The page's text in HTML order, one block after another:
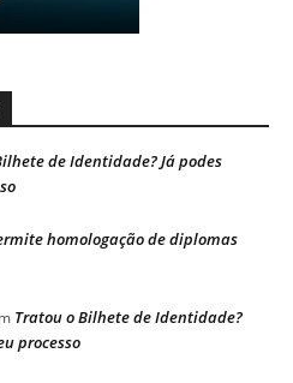
de Identidade? Já podes
homologação de diplomas
Tratou o Bilhete de Identidade?
processo